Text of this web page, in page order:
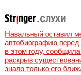
Навальный оставил
автобиографию перед
в этом году,
раскрыв
знало только его